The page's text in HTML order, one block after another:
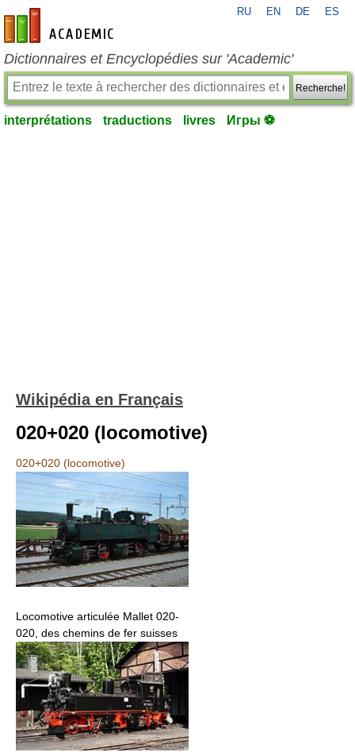
fr-academic.com
RU EN DE ES
Dictionnaires et Encyclopédies sur 'Academic'
Recherche!
interprétations traductions livres Игры ⚽
Wikipédia en Français
020+020 (locomotive)
020+020 (locomotive)
Locomotive articulée Mallet 020-
020, des chemins de fer suisses